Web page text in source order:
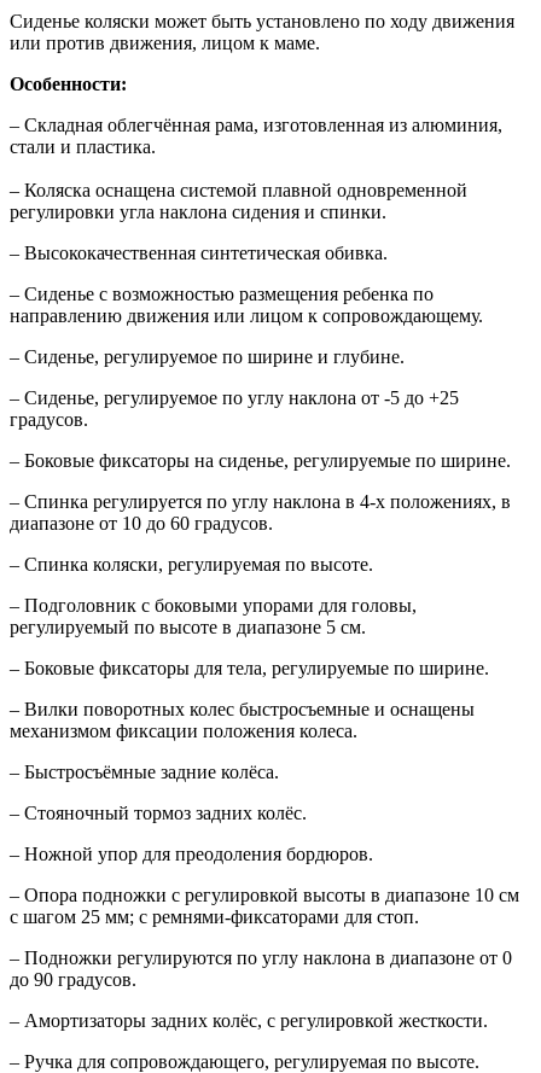
Сиденье коляски может быть установлено по ходу движения
или против движения, лицом к маме.
Особенности:
– Складная облегчённая рама, изготовленная из алюминия,
стали и пластика.
– Коляска оснащена системой плавной одновременной
регулировки угла наклона сидения и спинки.
– Высококачественная синтетическая обивка.
– Сиденье с возможностью размещения ребенка по
направлению движения или лицом к сопровождающему.
– Сиденье, регулируемое по ширине и глубине.
– Сиденье, регулируемое по углу наклона от -5 до +25
градусов.
– Боковые фиксаторы на сиденье, регулируемые по ширине.
– Спинка регулируется по углу наклона в 4-х положениях, в
диапазоне от 10 до 60 градусов.
– Спинка коляски, регулируемая по высоте.
– Подголовник с боковыми упорами для головы,
регулируемый по высоте в диапазоне 5 см.
– Боковые фиксаторы для тела, регулируемые по ширине.
– Вилки поворотных колес быстросъемные и оснащены
механизмом фиксации положения колеса.
– Быстросъёмные задние колёса.
– Стояночный тормоз задних колёс.
– Ножной упор для преодоления бордюров.
– Опора подножки с регулировкой высоты в диапазоне 10 см
с шагом 25 мм; с ремнями-фиксаторами для стоп.
– Подножки регулируются по углу наклона в диапазоне от 0
до 90 градусов.
– Амортизаторы задних колёс, с регулировкой жесткости.
– Ручка для сопровождающего, регулируемая по высоте.